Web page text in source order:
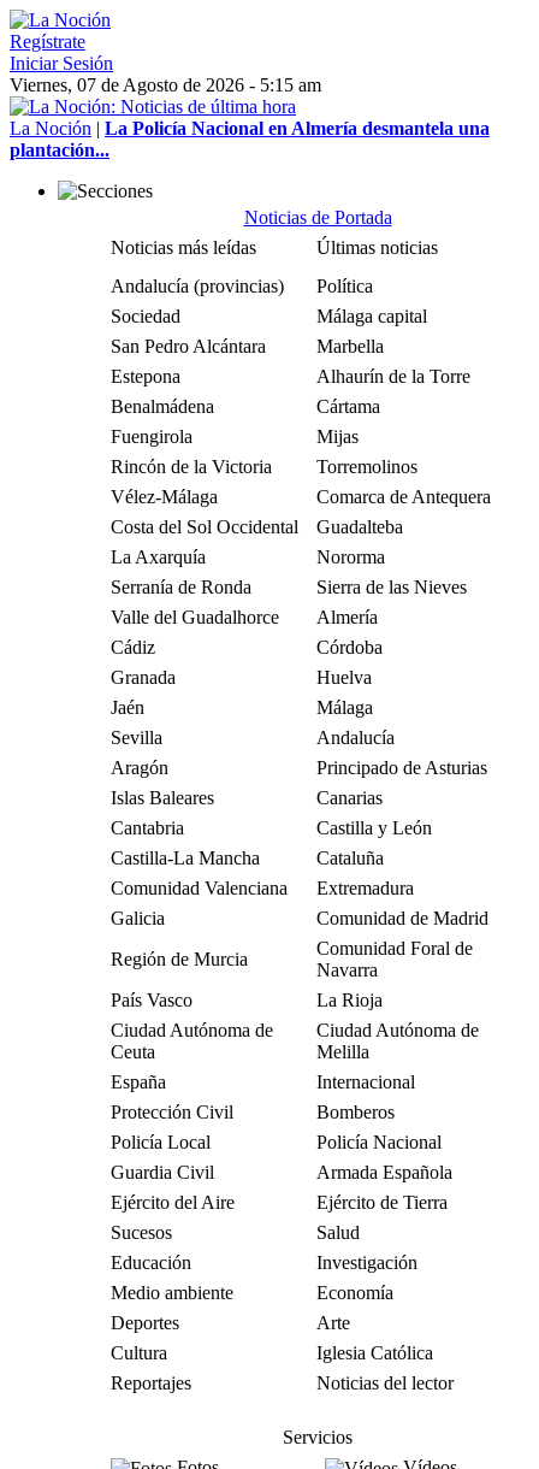
Regístrate
Iniciar Sesión
Viernes, 07 de Agosto de 2026 - 5:15 am
La Noción | La Policía Nacional en Almería desmantela una
plantación...
Noticias de Portada
Noticias más leídas
Últimas noticias
Andalucía (provincias)
Política
Sociedad
Málaga capital
San Pedro Alcántara
Marbella
Estepona
Alhaurín de la Torre
Benalmádena
Cártama
Fuengirola
Mijas
Rincón de la Victoria
Torremolinos
Vélez-Málaga
Comarca de Antequera
Costa del Sol Occidental
Guadalteba
La Axarquía
Nororma
Serranía de Ronda
Sierra de las Nieves
Valle del Guadalhorce
Almería
Cádiz
Córdoba
Granada
Huelva
Jaén
Málaga
Sevilla
Andalucía
Aragón
Principado de Asturias
Islas Baleares
Canarias
Cantabria
Castilla y León
Castilla-La Mancha
Cataluña
Comunidad Valenciana
Extremadura
Galicia
Comunidad de Madrid
Región de Murcia
Comunidad Foral de
Navarra
País Vasco
La Rioja
Ciudad Autónoma de
Ceuta
Ciudad Autónoma de
Melilla
España
Internacional
Protección Civil
Bomberos
Policía Local
Policía Nacional
Guardia Civil
Armada Española
Ejército del Aire
Ejército de Tierra
Sucesos
Salud
Educación
Investigación
Medio ambiente
Economía
Deportes
Arte
Cultura
Iglesia Católica
Reportajes
Noticias del lector
Servicios